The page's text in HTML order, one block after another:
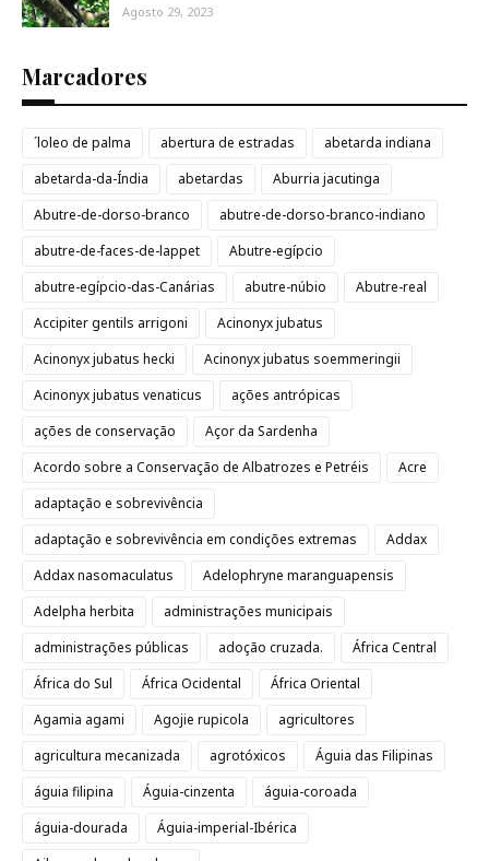
Agosto 29, 2023
Marcadores
´loleo de palma abertura de estradas
abetarda indiana
abetarda-da-Índia
abetardas
Aburria jacutinga
Abutre-de-dorso-branco
abutre-de-dorso-branco-indiano
abutre-de-faces-de-lappet
Abutre-egípcio
abutre-egípcio-das-Canárias
abutre-núbio
Abutre-real
Accipiter gentils arrigoni
Acinonyx jubatus
Acinonyx jubatus hecki
Acinonyx jubatus soemmeringii
Acinonyx jubatus venaticus
ações antrópicas
ações de conservação
Açor da Sardenha
Acordo sobre a Conservação de Albatrozes e Petréis
Acre
adaptação e sobrevivência
adaptação e sobrevivência em condições extremas
Addax
Addax nasomaculatus
Adelophryne maranguapensis
Adelpha herbita
administrações municipais
administrações públicas
adoção cruzada.
África Central
África do Sul
África Ocidental
África Oriental
Agamia agami
Agojie rupicola
agricultores
agricultura mecanizada
agrotóxicos
Águia das Filipinas
águia filipina
Águia-cinzenta
águia-coroada
águia-dourada
Águia-imperial-Ibérica